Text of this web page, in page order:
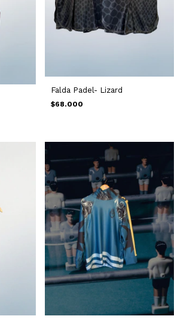
Falda Padel- Lizard
$68.000